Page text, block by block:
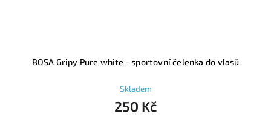
BOSA Gripy Pure white - sportovní čelenka do vlasů
Skladem
250 Kč